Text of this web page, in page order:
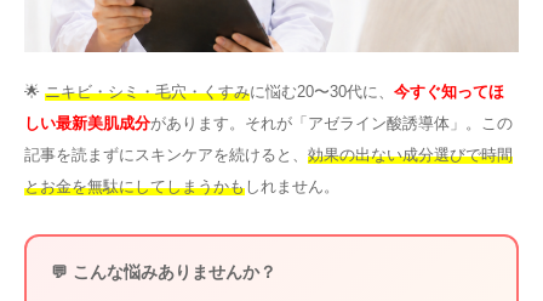
🌟 ニキビ・シミ・毛穴・くすみに悩む20〜30代に、 今すぐ知ってほ
しい最新美肌成分があります。それが「アゼライン酸誘導体」。この
記事を読まずにスキンケアを続けると、 効果の出ない成分選びで時間
とお金を無駄にしてしまうかも しれません。
💬 こんな悩みありませんか？
简体中文 한국어 日本語
English